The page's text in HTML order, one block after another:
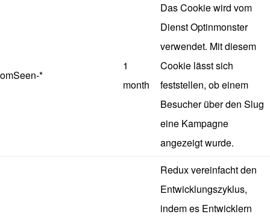
omSeen-*
1
month
Das Cookie wird vom
Dienst Optinmonster
verwendet. Mit diesem
Cookie lässt sich
feststellen, ob einem
Besucher über den Slug
eine Kampagne
angezeigt wurde.
Redux vereinfacht den
Entwicklungszyklus,
indem es Entwicklern